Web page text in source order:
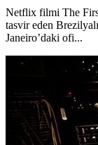
Netflix filmi The
tasvir eden
Janeiro’daki ofi...